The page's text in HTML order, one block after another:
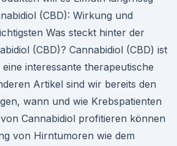
(CBD): Wirkung und
Was steckt hinter der
(CBD)? Cannabidiol (CBD) ist
interessante therapeutische
Artikel sind wir bereits den
wann und wie Krebspatienten
Cannabidiol profitieren können
von Hirntumoren wie dem